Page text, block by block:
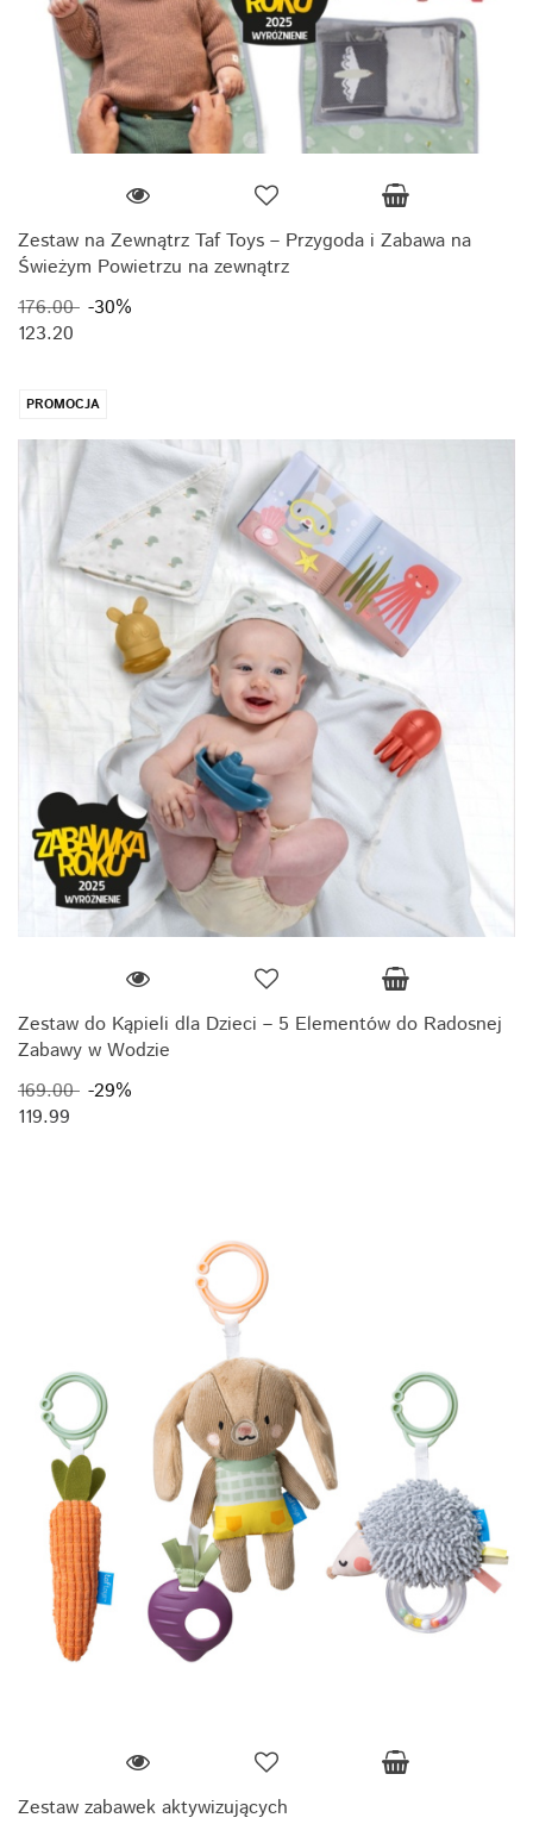
Zestaw na Zewnątrz Taf Toys – Przygoda i Zabawa na
Świeżym Powietrzu na zewnątrz
176.00 -30%
123.20
PROMOCJA
Zestaw do Kąpieli dla Dzieci – 5 Elementów do Radosnej
Zabawy w Wodzie
169.00 -29%
119.99
Zestaw zabawek aktywizujących